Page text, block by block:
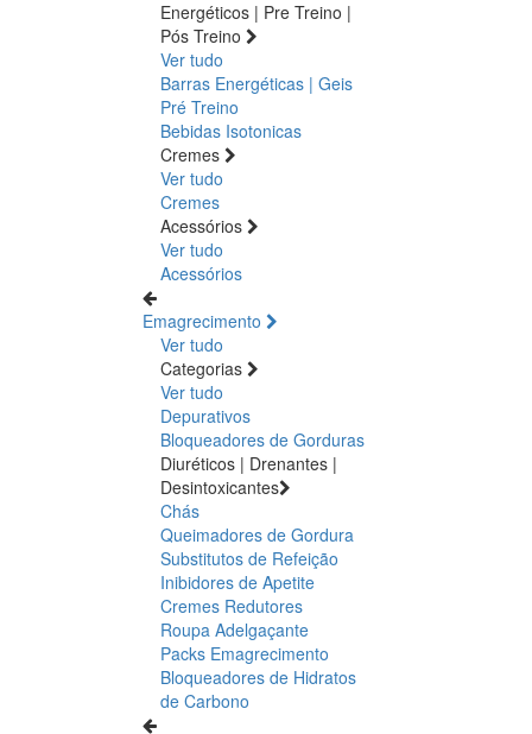
Energéticos | Pre Treino |
Pós Treino
Ver tudo
Barras Energéticas | Geis
Pré Treino
Bebidas Isotonicas
Cremes
Ver tudo
Cremes
Acessórios
Ver tudo
Acessórios
Emagrecimento
Ver tudo
Categorias
Ver tudo
Depurativos
Bloqueadores de Gorduras
Diuréticos | Drenantes |
Desintoxicantes
Chás
Queimadores de Gordura
Substitutos de Refeição
Inibidores de Apetite
Cremes Redutores
Roupa Adelgaçante
Packs Emagrecimento
Bloqueadores de Hidratos
de Carbono